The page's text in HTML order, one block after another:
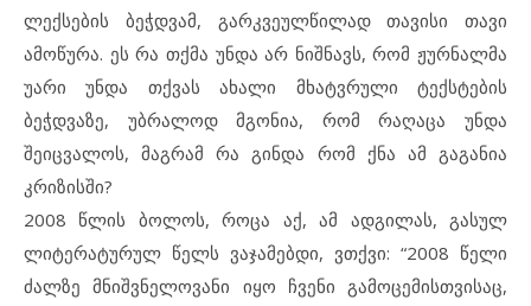
ლექსების ბეჭდვამ, გარკვეულწილად თავისი თავი
ამოწურა. ეს რა თქმა უნდა არ ნიშნავს, რომ ჟურნალმა
უარი უნდა თქვას ახალი მხატვრული ტექსტების
ბეჭდვაზე, უბრალოდ მგონია, რომ რაღაცა უნდა
შეიცვალოს, მაგრამ რა გინდა რომ ქნა ამ გაგანია
კრიზისში?
2008 წლის ბოლოს, როცა აქ, ამ ადგილას, გასულ
ლიტერატურულ წელს ვაჯამებდი, ვთქვი: “2008 წელი
ძალზე მნიშვნელოვანი იყო ჩვენი გამოცემისთვისაც,